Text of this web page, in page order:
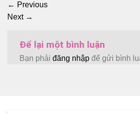
← Previous
Next →
Để lại một bình luận
Bạn phải đăng nhập để gửi bình